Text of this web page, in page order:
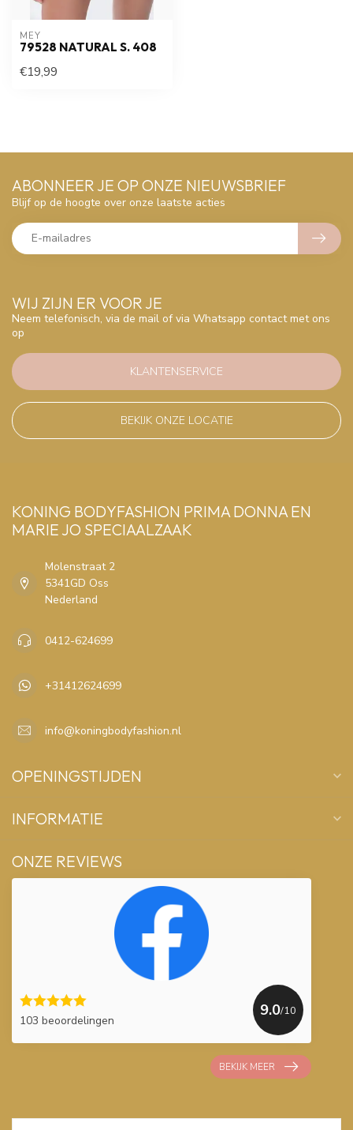
MEY
79528 NATURAL S. 408
€19,99
WIJ ZIJN ER VOOR JE
Neem telefonisch, via de mail of via Whatsapp contact met ons
op
KLANTENSERVICE
BEKIJK ONZE LOCATIE
ABONNEER JE OP ONZE NIEUWSBRIEF
Blijf op de hoogte over onze laatste acties
KONING BODYFASHION PRIMA DONNA EN
MARIE JO SPECIAALZAAK
Molenstraat 2
5341GD Oss
Nederland
0412-624699
+31412624699
info@koningbodyfashion.nl
OPENINGSTIJDEN
INFORMATIE
ONZE REVIEWS
103 beoordelingen
9.0/10
BEKIJK MEER